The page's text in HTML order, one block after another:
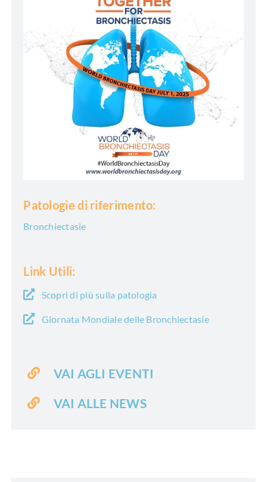
Patologie di riferimento:
Bronchiectasie
Link Utili:
Scopri di più sulla patologia
Giornata Mondiale delle Bronchiectasie
VAI AGLI EVENTI
VAI ALLE NEWS